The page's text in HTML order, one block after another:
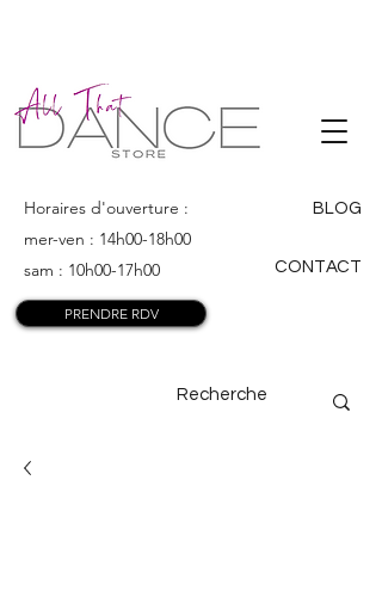
ALL THAT
DANCE
Horaires d'ouverture :
mer-ven : 14h00-18h00
sam : 10h00-17h00
BLOG
CONTACT
PRENDRE RDV